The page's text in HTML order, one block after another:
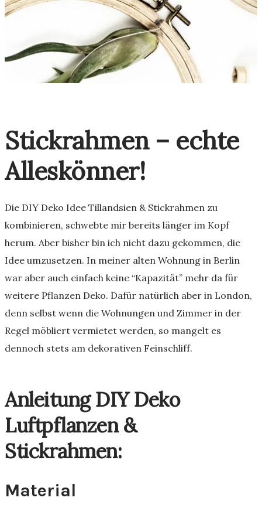
Stickrahmen – echte
Alleskönner!
Die DIY Deko Idee Tillandsien & Stickrahmen zu
kombinieren, schwebte mir bereits länger im Kopf
herum. Aber bisher bin ich nicht dazu gekommen, die
Idee umzusetzen. In meiner alten Wohnung in Berlin
war aber auch einfach keine “Kapazität” mehr da für
weitere Pflanzen Deko. Dafür natürlich aber in London,
denn selbst wenn die Wohnungen und Zimmer in der
Regel möbliert vermietet werden, so mangelt es
dennoch stets am dekorativen Feinschliff.
Anleitung DIY Deko
Luftpflanzen &
Stickrahmen:
Material